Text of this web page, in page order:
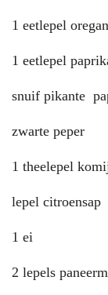
1 eetlepel
1 eetlepel
snuif pikante
zwarte peper
1 theelepel
lepel citroensap
1 ei
2 lepels